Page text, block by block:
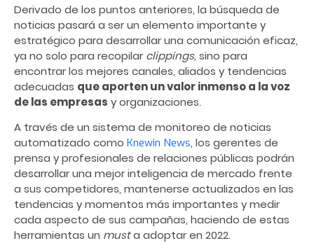
Derivado de los puntos anteriores, la búsqueda de
noticias pasará a ser un elemento importante y
estratégico para desarrollar una comunicación eficaz,
ya no solo para recopilarclippings, sino para
encontrar los mejores canales, aliados y tendencias
adecuadas que aporten un valor inmenso a la voz
de las empresas y organizaciones.
A través de un sistema de monitoreo de noticias
automatizado como Knewin News, los gerentes de
prensa y profesionales de relaciones públicas podrán
desarrollar una mejor inteligencia de mercado frente
a sus competidores, mantenerse actualizados en las
tendencias y momentos más importantes y medir
cada aspecto de sus campañas, haciendo de estas
herramientas un musta adoptar en 2022.